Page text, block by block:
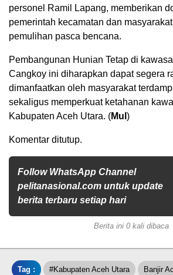
personel Ramil Lapang, memberikan
pemerintah kecamatan dan
pemulihan pasca bencana.
Pembangunan Hunian Tetap di
Cangkoy ini diharapkan dapat segera
dimanfaatkan oleh masyarakat
sekaligus memperkuat ketahanan
Kabupaten Aceh Utara. (Mul )
Komentar ditutup.
Follow WhatsApp Channel
pelitanasional.com untuk update
berita terbaru setiap hari
Berita ini 0 kali dibaca
Tag : #Kabupaten Aceh Utara Banjir